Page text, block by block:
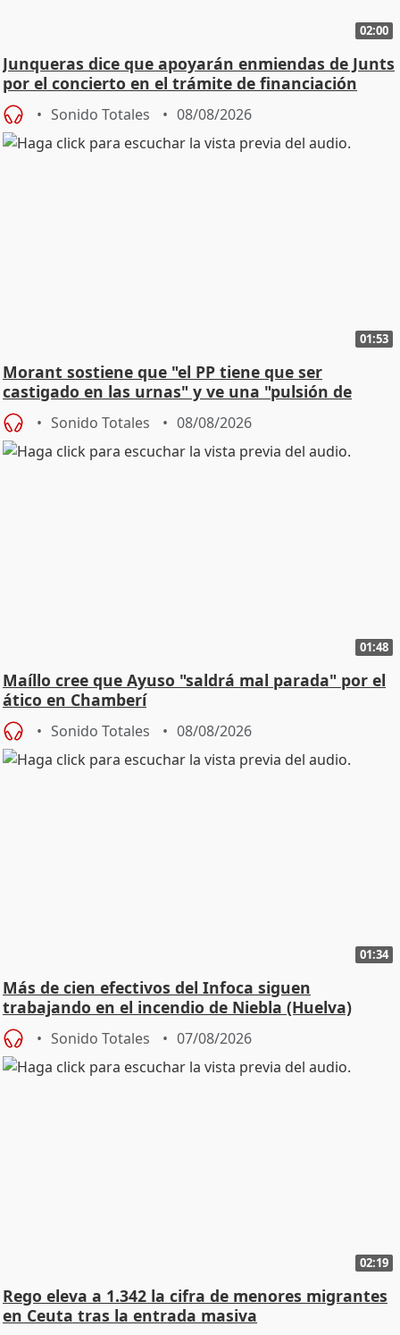
02:00
Junqueras dice que apoyarán enmiendas de Junts
por el concierto en el trámite de financiación
Sonido Totales 08/08/2026
01:53
Morant sostiene que "el PP tiene que ser
castigado en las urnas" y ve una "pulsión de
cambio"
Sonido Totales 08/08/2026
01:48
Maíllo cree que Ayuso "saldrá mal parada" por el
ático en Chamberí
Sonido Totales 08/08/2026
01:34
Más de cien efectivos del Infoca siguen
trabajando en el incendio de Niebla (Huelva)
Sonido Totales 07/08/2026
02:19
Rego eleva a 1.342 la cifra de menores migrantes
en Ceuta tras la entrada masiva